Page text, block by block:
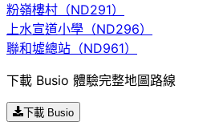
粉嶺樓村（ND291）
上水宣道小學（ND296）
聯和墟總站（ND961）
下載 Busio 體驗完整地圖路線
下載 Busio